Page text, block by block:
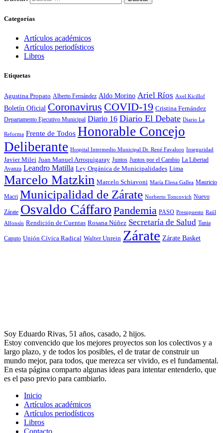
Categorías
Artículos académicos
Artículos periodísticos
Libros
Etiquetas
Agustina Propato Alberto Fernández Aldo Morino Ariel Ríos Axel Kicillof
Boletín Oficial Coronavirus COVID-19 Cristina Fernández
Departamento Ejecutivo Municipal Diario 16 Diario El Debate Diario La
Reforma Frente de Todos Honorable Concejo
Deliberante Hospital Intermedio Municipal Dr. René Favaloro Inseguridad
Javier Milei Juan Manuel Arroquigaray Juntos Juntos por el Cambio La Libertad
Avanza Leandro Matilla Ley Orgánica de Municipalidades Lima
Marcelo Matzkin Marcelo Schiavoni María Elena Gallea Mauricio
Macri Municipalidad de Zárate Norberto Toncovich Nuevo
Zárate Osvaldo Cáffaro Pandemia PASO Presupuesto Raúl
Alfonsín Rendición de Cuentas Rosana Núñez Secretaría de Salud Tania
Caputo Unión Cívica Radical Walter Unrein Zárate Zárate Basket
Soy Eduardo Rivas, 51 años, casado, 2 hijos.
Estoy convencido que los mejores proyectos son los colectivos y a
largo plazo, y de todos los posibles, el de tratar de construir un
mundo mejor, para todos, que merezca ser vivido, es el fundamental.
En esta página comparto algunas ideas para intentar entenderlo, que
es el paso previo para cambiarlo.
Inicio
Artículos académicos
Artículos periodísticos
Libros